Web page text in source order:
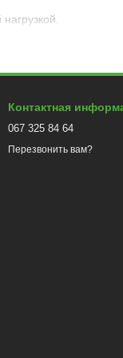
и мобильности.
период работы
надежное и
Контактная
067 325 84 64
Перезвонить вам?